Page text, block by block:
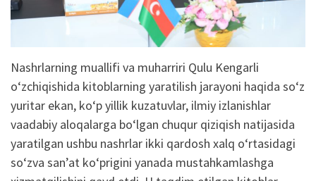
Nashrlarning muallifi va muharriri Qulu Kengarli
o‘zchiqishida kitoblarning yaratilish jarayoni haqida so‘z
yuritar ekan, ko‘pyillik kuzatuvlar, ilmiy izlanishlar
vaadabiy aloqalarga bo‘lgan chuqur qiziqish natijasida
yaratilgan ushbu nashrlar ikki qardosh xalq o‘rtasidagi
so‘zva san’at ko‘prigini yanada mustahkamlashga